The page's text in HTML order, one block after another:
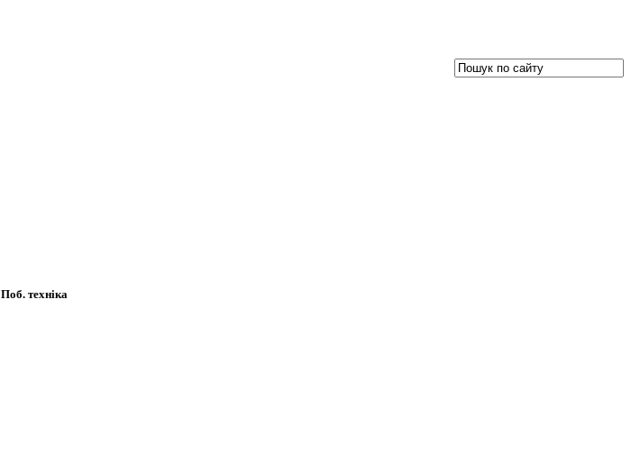
Поб. техніка